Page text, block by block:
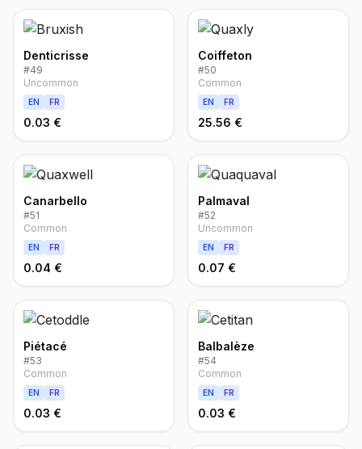
Denticrisse
#49
Uncommon
EN FR
0.03 €
Coiffeton
#50
Common
EN FR
25.56 €
Canarbello
#51
Common
EN FR
0.04 €
Palmaval
#52
Uncommon
EN FR
0.07 €
Piétacé
#53
Common
EN FR
0.03 €
Balbalèze
#54
Common
EN FR
0.03 €